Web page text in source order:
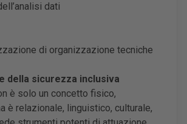
dati
di organizzazione tecniche
della sicurezza inclusiva
è solo un concetto fisico,
è relazionale, linguistico, culturale,